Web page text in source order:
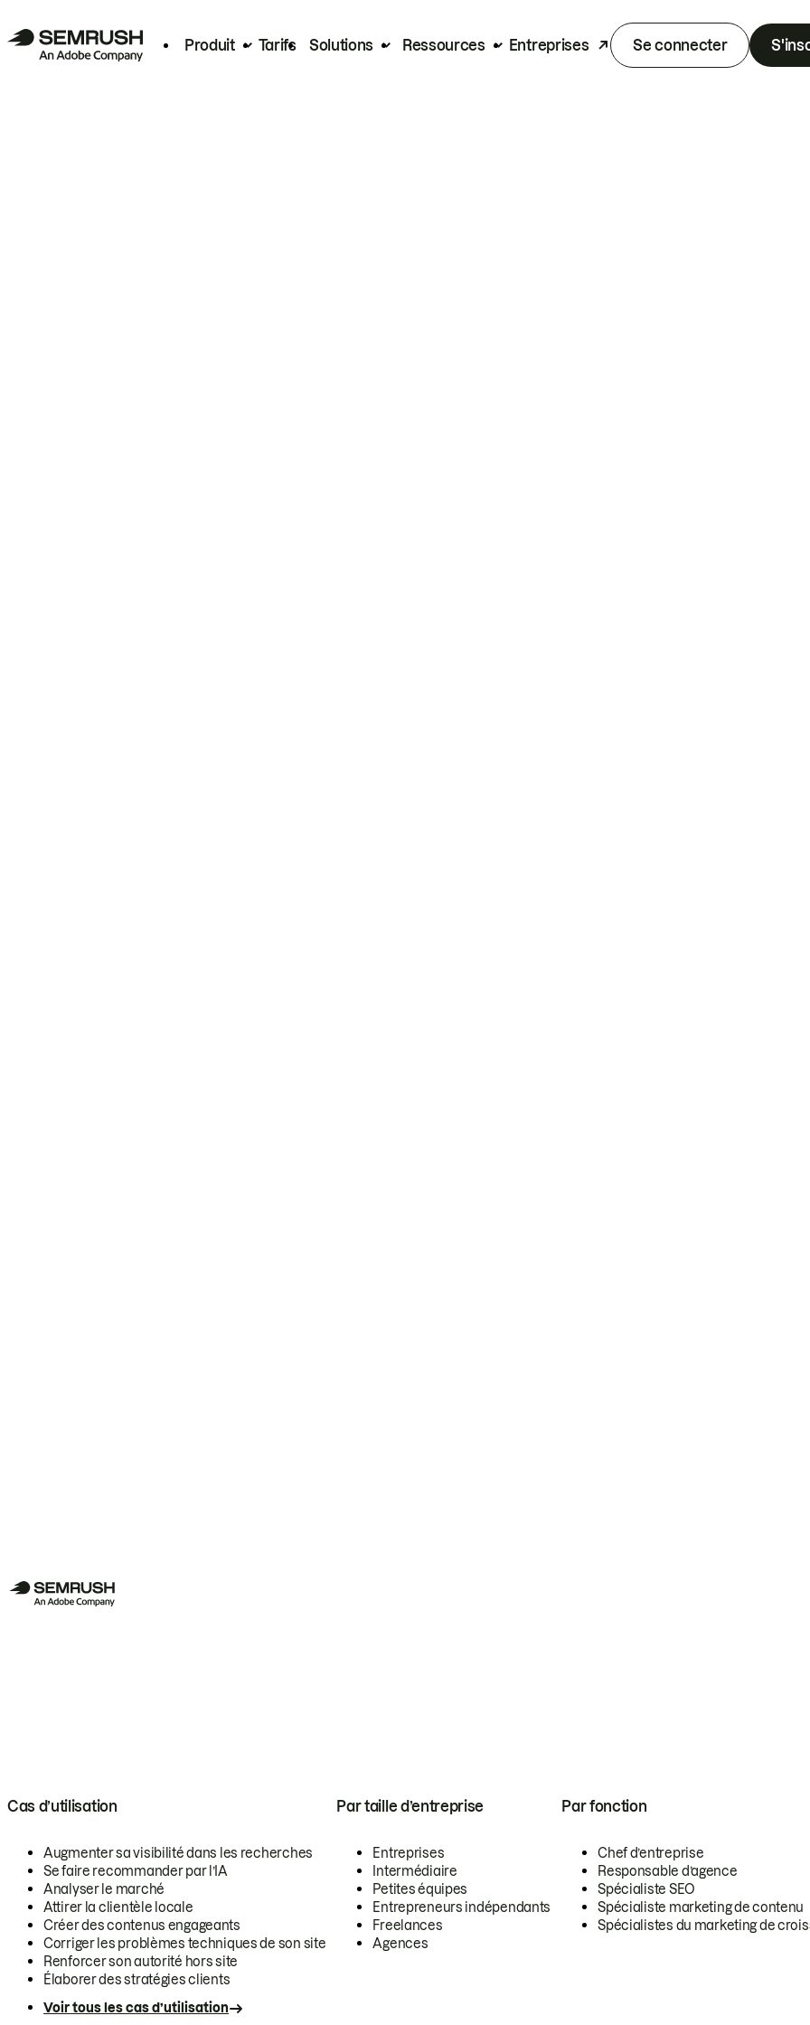
Produit Tarifs Solutions Ressources Entreprises Se connecter
Cas d’utilisation
Augmenter sa visibilité dans les recherches
Se faire recommander par l’IA
Analyser le marché
Attirer la clientèle locale
Créer des contenus engageants
Corriger les problèmes techniques de son site
Renforcer son autorité hors site
Élaborer des stratégies clients
Voir tous les cas d’utilisation
Par taille d’entreprise
Entreprises
Intermédiaire
Petites équipes
Entrepreneurs indépendants
Freelances
Agences
Par fonction
Chef d’entreprise
Responsable d’agence
Spécialiste SEO
Spécialiste marketing de contenu
Spécialistes du marketing de